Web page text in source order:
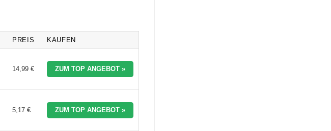
PREIS KAUFEN
14,99 € ZUM TOP ANGEBOT »
5,17 € ZUM TOP ANGEBOT »